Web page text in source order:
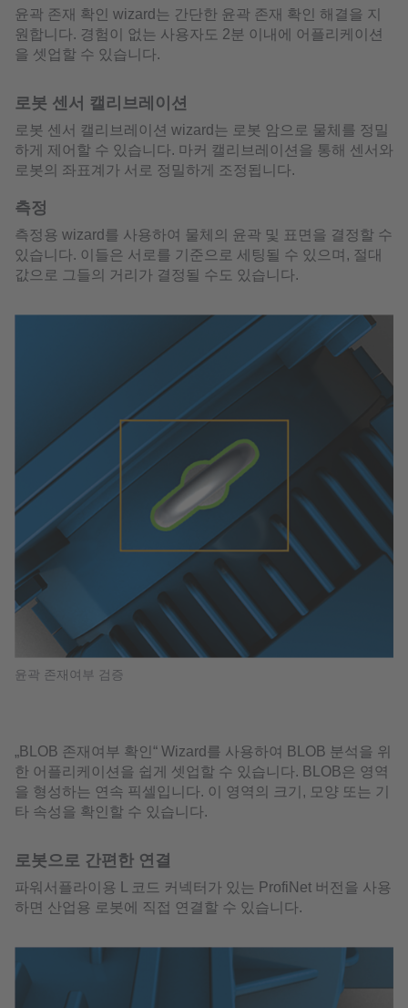
윤곽 존재 확인 wizard는 간단한 윤곽 존재 확인 해결을 지
원합니다. 경험이 없는 사용자도 2분 이내에 어플리케이션
을 셋업할 수 있습니다.
로봇 센서 캘리브레이션
로봇 센서 캘리브레이션 wizard는 로봇 암으로 물체를 정밀
하게 제어할 수 있습니다. 마커 캘리브레이션을 통해 센서와
로봇의 좌표계가 서로 정밀하게 조정됩니다.
측정
측정용 wizard를 사용하여 물체의 윤곽 및 표면을 결정할 수
있습니다. 이들은 서로를 기준으로 세팅될 수 있으며, 절대
값으로 그들의 거리가 결정될 수도 있습니다.
윤곽 존재여부 검증
„BLOB 존재여부 확인“ Wizard를 사용하여 BLOB 분석을 위
한 어플리케이션을 쉽게 셋업할 수 있습니다. BLOB은 영역
을 형성하는 연속 픽셀입니다. 이 영역의 크기, 모양 또는 기
타 속성을 확인할 수 있습니다.
로봇으로 간편한 연결
파워서플라이용 L 코드 커넥터가 있는 ProfiNet 버전을 사용
하면 산업용 로봇에 직접 연결할 수 있습니다.